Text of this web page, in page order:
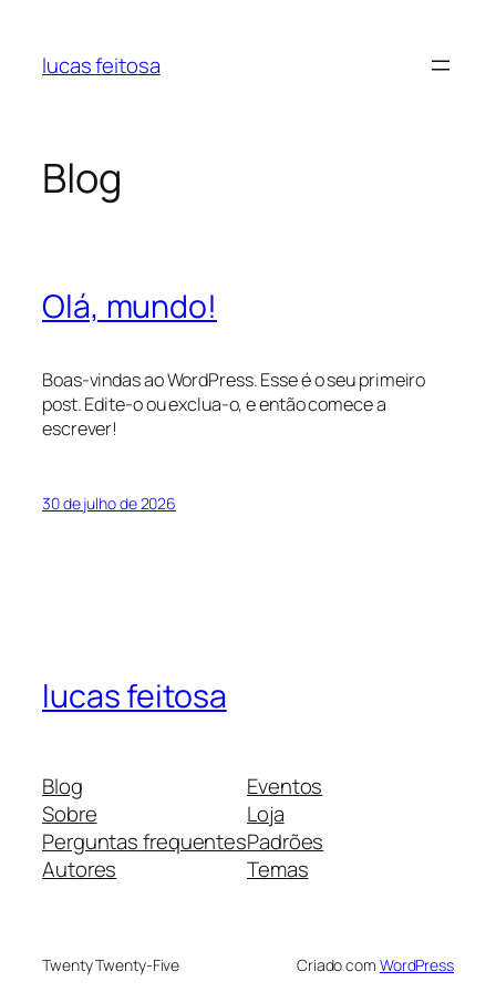
lucas feitosa
Blog
Olá, mundo!
Boas-vindas ao WordPress. Esse é o seu primeiro
post. Edite-o ou exclua-o, e então comece a
escrever!
30 de julho de 2026
lucas feitosa
Blog
Sobre
Perguntas frequentes
Autores
Eventos
Loja
Padrões
Temas
Twenty Twenty-Five Criado com WordPress